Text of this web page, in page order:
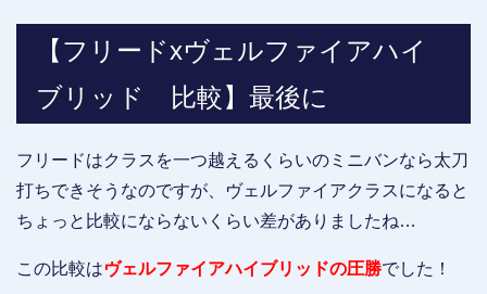
【フリードxヴェルファイアハイ
ブリッド 比較】最後に
フリードはクラスを一つ越えるくらいのミニバンなら太刀
打ちできそうなのですが、ヴェルファイアクラスになると
ちょっと比較にならないくらい差がありましたね…
この比較はヴェルファイアハイブリッドの圧勝でした！